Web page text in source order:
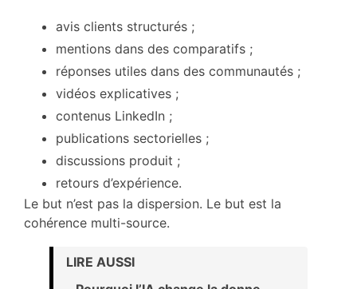
avis clients structurés ;
mentions dans des comparatifs ;
réponses utiles dans des communautés ;
vidéos explicatives ;
contenus LinkedIn ;
publications sectorielles ;
discussions produit ;
retours d’expérience.
Le but n’est pas la dispersion. Le but est la
cohérence multi-source.
LIRE AUSSI